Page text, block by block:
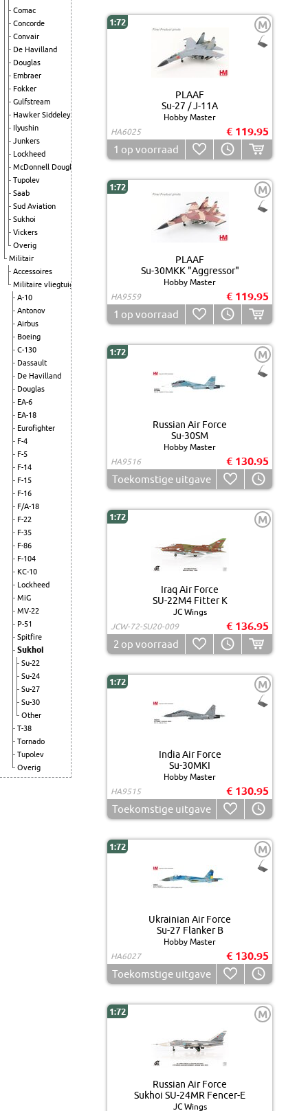
Comac
Concorde
Convair
De Havilland
Douglas
Embraer
Fokker
Gulfstream
Hawker Siddeley
Ilyushin
Junkers
Lockheed
McDonnell Douglas
Tupolev
Saab
Sud Aviation
Sukhoi
Vickers
Overig
Militair
Accessoires
Militaire vliegtuigen
A-10
Antonov
Airbus
Boeing
C-130
Dassault
De Havilland
Douglas
EA-6
EA-18
Eurofighter
F-4
F-5
F-14
F-15
F-16
F/A-18
F-22
F-35
F-86
F-104
KC-10
Lockheed
MiG
MV-22
P-51
Spitfire
Sukhoi
Su-22
Su-24
Su-27
Su-30
Other
T-38
Tornado
Tupolev
Overig
1:72 M
PLAAF
Su-27 / J-11A
Hobby Master
HA6025
€ 119.95
1 op voorraad
1:72 M
PLAAF
Su-30MKK "Aggressor"
Hobby Master
HA9559
€ 119.95
1 op voorraad
1:72 M
Russian Air Force
Su-30SM
Hobby Master
HA9516
€ 130.95
Toekomstige uitgave
1:72 M
Iraq Air Force
SU-22M4 Fitter K
JC Wings
JCW-72-SU20-009
€ 136.95
2 op voorraad
1:72 M
India Air Force
Su-30MKI
Hobby Master
HA9515
€ 130.95
Toekomstige uitgave
1:72 M
Ukrainian Air Force
Su-27 Flanker B
Hobby Master
HA6027
€ 130.95
Toekomstige uitgave
1:72 M
Russian Air Force
Sukhoi SU-24MR Fencer-E
JC Wings